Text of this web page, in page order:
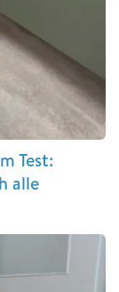
Test:
alle